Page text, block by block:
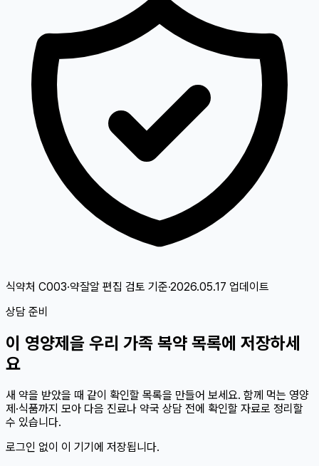
식약처 C003·약잘알 편집 검토 기준·2026.05.17 업데이트
상담 준비
이 영양제 을 우리 가족 복약 목록에 저장하세
요
새 약을 받았을 때 같이 확인할 목록을 만들어 보세요. 함께 먹는 영양
제·식품까지 모아 다음 진료나 약국 상담 전에 확인할 자료로 정리할
수 있습니다.
로그인 없이 이 기기에 저장됩니다.